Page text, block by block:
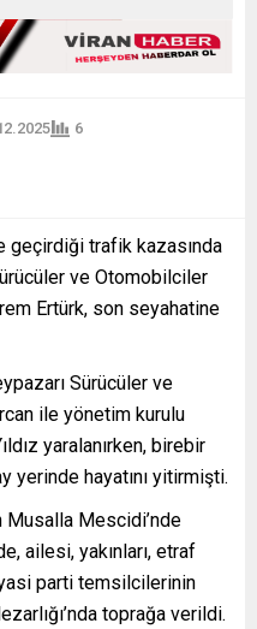
6
geçirdiği trafik kazasında
ve Otomobilciler
Ertürk, son seyahatine
Sürücüler ve
ile yönetim kurulu
yaralanırken, birebir
yerinde hayatını yitirmişti.
Musalla Mescidi’nde
ailesi, yakınları, etraf
parti temsilcilerinin
toprağa verildi.